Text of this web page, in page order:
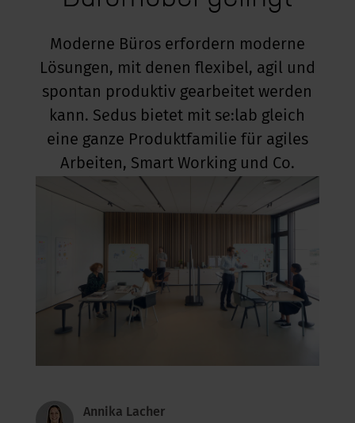
Screens & Akustik
Tools & Accessoires
gesucht?
& Software für die Büroplanung
Working
– Zirkuläre Büromöbel
Sharing
Academy
im Büro
– Zirkuläre Büromöbel
& Events
Moderne Büros erfordern moderne
Lösungen, mit denen flexibel, agil und
spontan produktiv gearbeitet werden
kann. Sedus bietet mit se:lab gleich
eine ganze Produktfamilie für agiles
Arbeiten, Smart Working und Co.
Annika Lacher